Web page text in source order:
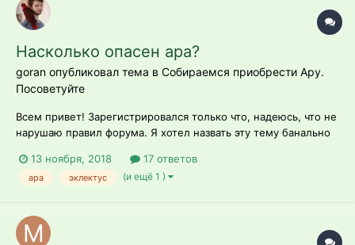
Насколько опасен ара?
goran опубликовал тема в Собираемся приобрести Ару.
Посоветуйте
Всем привет! Зарегистрировался только что, надеюсь, что не
нарушаю правил форума. Я хотел назвать эту тему банально
видел много, но интересующих меня вещей там не обсудили.
Попугая буду заводить где-то через год, а сейчас собираю
13 ноября, 2018 17 ответов
ара эклектус (и ещё 1 )